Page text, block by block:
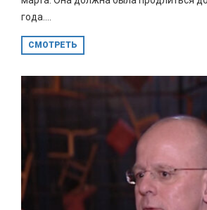
года....
СМОТРЕТЬ